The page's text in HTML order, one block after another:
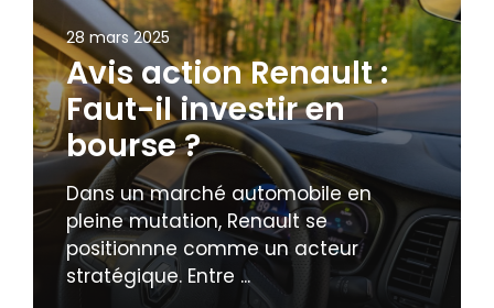
28 mars 2025
Avis action Renault :
Faut-il investir en
bourse ?
Dans un marché automobile en
pleine mutation, Renault se
positionnne comme un acteur
stratégique. Entre ...